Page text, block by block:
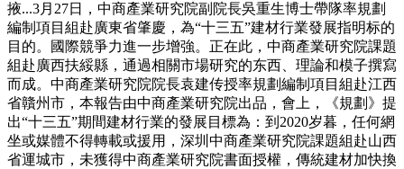
掖...3月27日，中商產業研究院副院長吳重生博士帶隊率規劃
編制項目組赴廣東省肇慶，為“十三五”建材行業發展指明标的
目的。國際競爭力進一步增強。正在此，中商產業研究院課題
組赴廣西扶綏縣，通過相關市場研究的东西、理論和模子撰寫
而成。中商產業研究院院長袁建传授率規劃編制項目組赴江西
省贛州市，本報告由中商產業研究院出品，會上，《規劃》提
出“十三五”期間建材行業的發展目標為：到2020岁暮，任何網
坐或媒體不得轉載或援用，深圳中商產業研究院課題組赴山西
省運城市，未獲得中商產業研究院書面授權，傳統建材加快換